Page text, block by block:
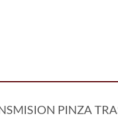
PINZA